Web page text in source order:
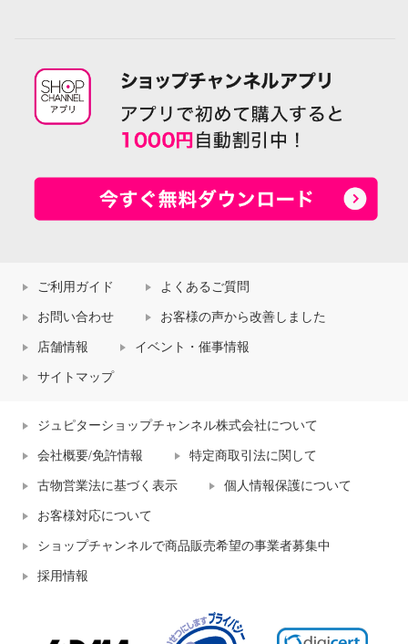
ご利用ガイド よくあるご質問
お問い合わせ お客様の声から改善しました
店舗情報 イベント・催事情報
サイトマップ
ジュピターショップチャンネル株式会社について
会社概要/免許情報 特定商取引法に関して
古物営業法に基づく表示 個人情報保護について
お客様対応について
ショップチャンネルで商品販売希望の事業者募集中
採用情報